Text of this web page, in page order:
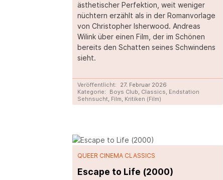
ästhetischer Perfektion, weit weniger
nüchtern erzählt als in der Romanvorlage
von Christopher Isherwood. Andreas
Wilink über einen Film, der im Schönen
bereits den Schatten seines Schwindens
sieht.
Veröffentlicht:
27. Februar 2026
Kategorie:
Boys Club, Classics, Endstation
Sehnsucht, Film, Kritiken (Film)
QUEER CINEMA CLASSICS
Escape to Life (2000)